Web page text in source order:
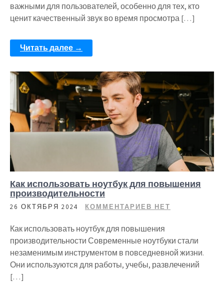
важными для пользователей, особенно для тех, кто
ценит качественный звук во время просмотра […]
Читать далее →
Как использовать ноутбук для повышения
производительности
26 ОКТЯБРЯ 2024 КОММЕНТАРИЕВ НЕТ
Как использовать ноутбук для повышения
производительности Современные ноутбуки стали
незаменимым инструментом в повседневной жизни.
Они используются для работы, учебы, развлечений
[…]